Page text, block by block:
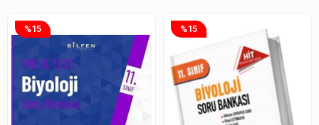
%15 %15